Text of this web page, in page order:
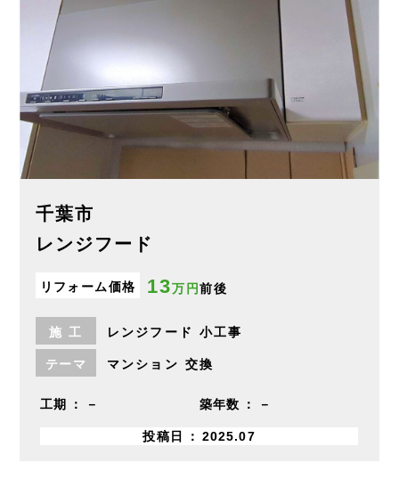
千葉市
レンジフード
リフォーム価格 13万円前後
施工 レンジフード 小工事
テーマ マンション 交換
工期 － 築年数 －
投稿日 2025.07